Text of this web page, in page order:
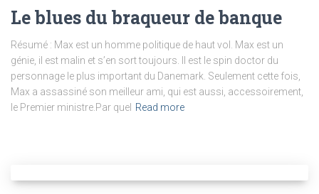
Le blues du braqueur de banque
Résumé : Max est un homme politique de haut vol. Max est un
génie, il est malin et s’en sort toujours. Il est le spin doctor du
personnage le plus important du Danemark. Seulement cette fois,
Max a assassiné son meilleur ami, qui est aussi, accessoirement,
le Premier ministre.Par quel Read more